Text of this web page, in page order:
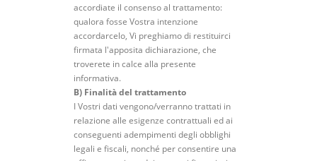
accordiate il consenso al trattamento:
qualora fosse Vostra intenzione
accordarcelo, Vi preghiamo di restituirci
firmata l'apposita dichiarazione, che
troverete in calce alla presente
informativa.
B) Finalità del trattamento
I Vostri dati vengono/verranno trattati in
relazione alle esigenze contrattuali ed ai
conseguenti adempimenti degli obblighi
legali e fiscali, nonché per consentire una